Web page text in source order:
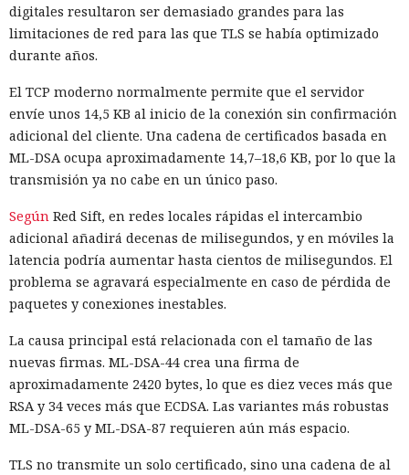
digitales resultaron ser demasiado grandes para las
limitaciones de red para las que TLS se había optimizado
durante años.
El TCP moderno normalmente permite que el servidor
envíe unos 14,5 KB al inicio de la conexión sin confirmación
adicional del cliente. Una cadena de certificados basada en
ML-DSA ocupa aproximadamente 14,7–18,6 KB, por lo que la
transmisión ya no cabe en un único paso.
Según Red Sift, en redes locales rápidas el intercambio
adicional añadirá decenas de milisegundos, y en móviles la
latencia podría aumentar hasta cientos de milisegundos. El
problema se agravará especialmente en caso de pérdida de
paquetes y conexiones inestables.
La causa principal está relacionada con el tamaño de las
nuevas firmas. ML-DSA-44 crea una firma de
aproximadamente 2420 bytes, lo que es diez veces más que
RSA y 34 veces más que ECDSA. Las variantes más robustas
ML-DSA-65 y ML-DSA-87 requieren aún más espacio.
TLS no transmite un solo certificado, sino una cadena de al